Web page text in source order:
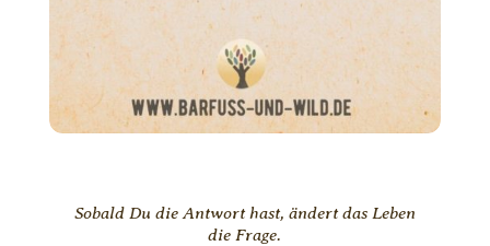
Sobald Du die Antwort hast, ändert das Leben
die Frage.